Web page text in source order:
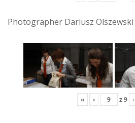
Photographer Dariusz Olszewski
« ‹ z9 ›